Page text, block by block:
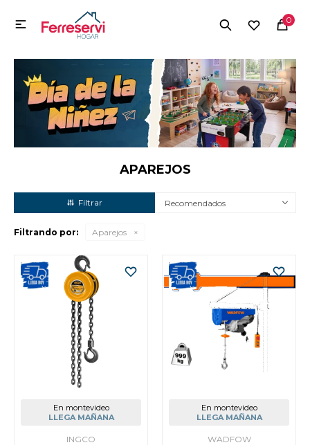
0

APAREJOS
Recomendados
Filtrando por: Aparejos
En montevideo
LLEGA MAÑANA
INGCO
En montevideo
LLEGA MAÑANA
WADFOW
MI CUENTA
Menú Herramientas y Construcción Electrodomésticos
Herramientas y Construcción
Electrodomésticos
Tecnología
Deportes
Camping
Jardín y Aire Libre
Mascotas